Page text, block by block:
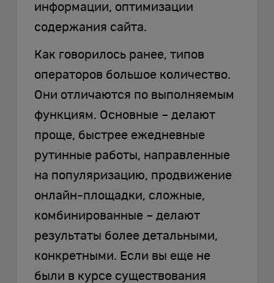
информации, оптимизации
содержания сайта.
Как говорилось ранее, типов
операторов большое количество.
Они отличаются по выполняемым
функциям. Основные – делают
проще, быстрее ежедневные
рутинные работы, направленные
на популяризацию, продвижение
онлайн-площадки, сложные,
комбинированные – делают
результаты более детальными,
конкретными. Если вы еще не
были в курсе существования